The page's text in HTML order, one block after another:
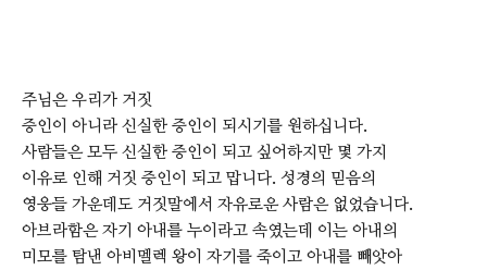
주님은 우리가 거짓
증인이 아니라 신실한 증인이 되시기를 원하십니다.
사람들은 모두 신실한 증인이 되고 싶어하지만 몇 가지
이유로 인해 거짓 증인이 되고 맙니다. 성경의 믿음의
영웅들 가운데도 거짓말에서 자유로운 사람은 없었습니다.
아브라함은 자기 아내를 누이라고 속였는데 이는 아내의
미모를 탐낸 아비멜렉 왕이 자기를 죽이고 아내를 빼앗아